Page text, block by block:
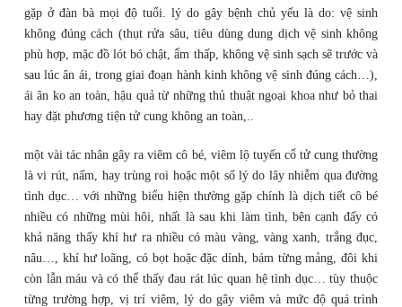
gặp ở đàn bà mọi độ tuổi. lý do gây bệnh chủ yếu là do: vệ sinh
không đúng cách (thụt rửa sâu, tiêu dùng dung dịch vệ sinh không
phù hợp, mặc đồ lót bó chật, ẩm thấp, không vệ sinh sạch sẽ trước và
sau lúc ân ái, trong giai đoạn hành kinh không vệ sinh đúng cách…),
ái ân ko an toàn, hậu quả từ những thủ thuật ngoại khoa như bỏ thai
hay đặt phương tiện tử cung không an toàn,..
một vài tác nhân gây ra viêm cô bé, viêm lộ tuyến cổ tử cung thường
là vi rút, nấm, hay trùng roi hoặc một số lý do lây nhiễm qua đường
tình dục… với những biểu hiện thường gặp chính là dịch tiết cô bé
nhiều có những mùi hôi, nhất là sau khi làm tình, bên cạnh đấy có
khả năng thấy khí hư ra nhiều có màu vàng, vàng xanh, trắng đục,
nâu…, khí hư loãng, có bọt hoặc đặc dính, bám từng mảng, đôi khi
còn lẫn máu và có thể thấy đau rát lúc quan hệ tình dục… tùy thuộc
từng trường hợp, vị trí viêm, lý do gây viêm và mức độ quá trình